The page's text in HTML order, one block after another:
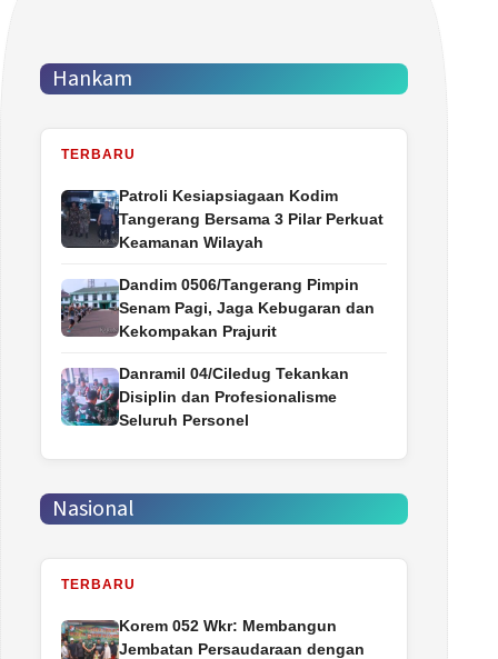
Hankam
TERBARU
Patroli Kesiapsiagaan Kodim
Tangerang Bersama 3 Pilar Perkuat
Keamanan Wilayah
Dandim 0506/Tangerang Pimpin
Senam Pagi, Jaga Kebugaran dan
Kekompakan Prajurit
Danramil 04/Ciledug Tekankan
Disiplin dan Profesionalisme
Seluruh Personel
Nasional
TERBARU
Korem 052 Wkr: Membangun
Jembatan Persaudaraan dengan